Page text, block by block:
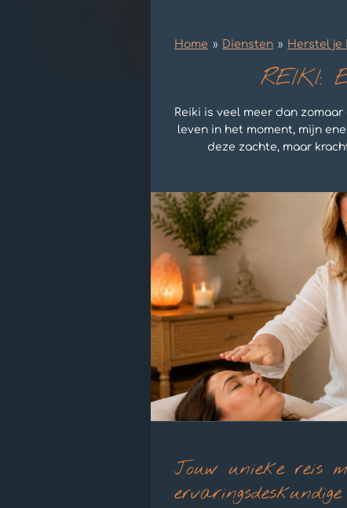
Home » Diensten » Herstel je
REIKI:
Reiki is veel meer dan
leven in het moment, mijn
deze zachte, maar
Jouw unieke reis
ervaringsdeskundige